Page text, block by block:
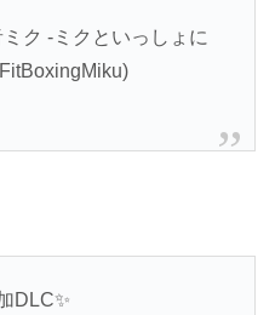
ク -ミクといっしょに
DLC✨